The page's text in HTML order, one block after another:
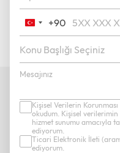
Turkey
+90
+90
Kişisel Verilerin
okudum. Kişisel
hizmet sunumu amacıyla
ediyorum.
Ticari Elektronik İleti
ediyorum.